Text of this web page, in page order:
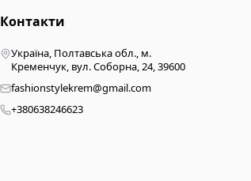
Контакти
Україна, Полтавська обл., м.
Кременчук, вул. Соборна, 24, 39600
fashionstylekrem@gmail.com
+380638246623